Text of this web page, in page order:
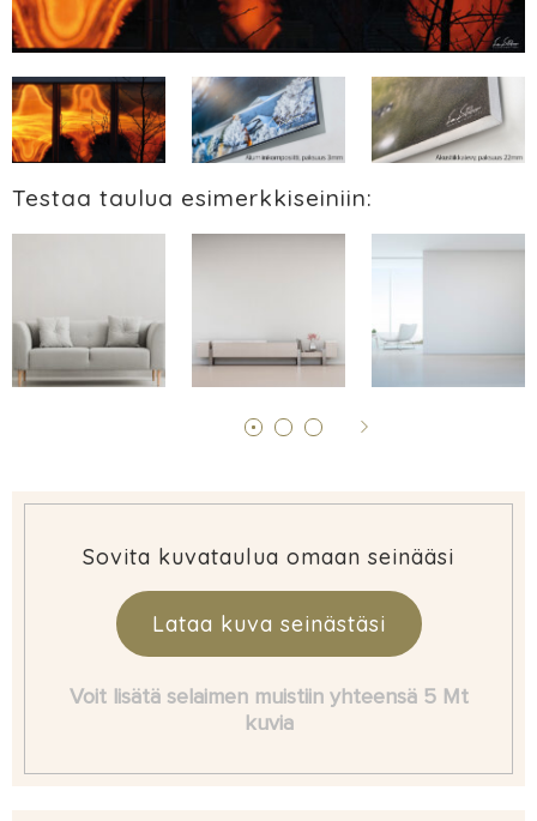
Testaa taulua esimerkkiseiniin:
Sovita kuvataulua omaan seinääsi
Lataa kuva seinästäsi
Voit lisätä selaimen muistiin yhteensä 5 Mt
kuvia